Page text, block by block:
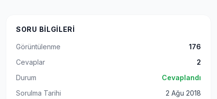
SORU BILGILERI
Görüntülenme
176
Cevaplar
2
Durum
Cevaplandı
Sorulma Tarihi
2 Ağu 2018